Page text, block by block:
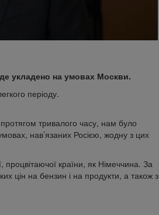
укладено на умовах Москви.
періоду.
тривалого часу, нам було
нав’язаних Росією, жодну з цих
процвітаючої країни, як Німеччина. За
цін на бензин і на продукти, а також з